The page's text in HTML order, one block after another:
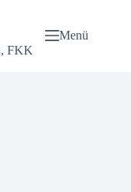
FKK
Menü